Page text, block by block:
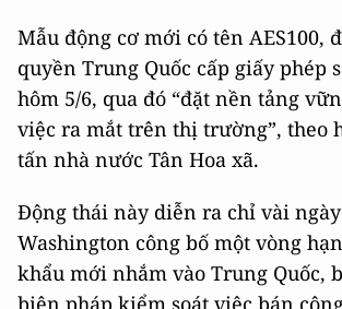
Mẫu động cơ mới có tên AES100,
quyền Trung Quốc cấp giấy phép
hôm 5/6, qua đó “đặt nền tảng
việc ra mắt trên thị trường”, theo
tấn nhà nước Tân Hoa xã.
Động thái này diễn ra chỉ vài
Washington công bố một vòng
khẩu mới nhắm vào Trung Quốc,